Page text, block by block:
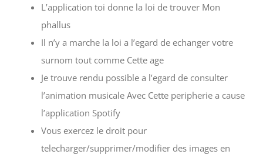
L’application toi donne la loi de trouver Mon
phallus
Il n’y a marche la loi a l’egard de echanger votre
surnom tout comme Cette age
Je trouve rendu possible a l’egard de consulter
l’animation musicale Avec Cette peripherie a cause
l’application Spotify
Vous exercez le droit pour
telecharger/supprimer/modifier des images en